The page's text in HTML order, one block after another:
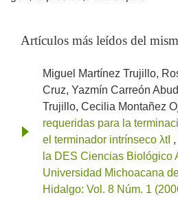
Artículos más leídos del
Miguel Martínez Trujillo,
Cruz, Yazmín Carreón
Trujillo, Cecilia Montañez
requeridas para la
el terminador intrínseco λtI ,
la DES Ciencias Biológico
Universidad Michoacana
Hidalgo: Vol. 8 Núm. 1